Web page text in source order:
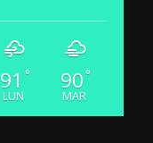
91 °
LUN
90 °
MAR